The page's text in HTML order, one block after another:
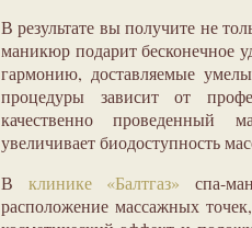
В результате вы получите не
маникюр подарит бесконечное
гармонию, доставляемые
процедуры зависит от
качественно проведенный
увеличивает биодоступность
В клинике «Балтгаз» спа-
расположение массажных